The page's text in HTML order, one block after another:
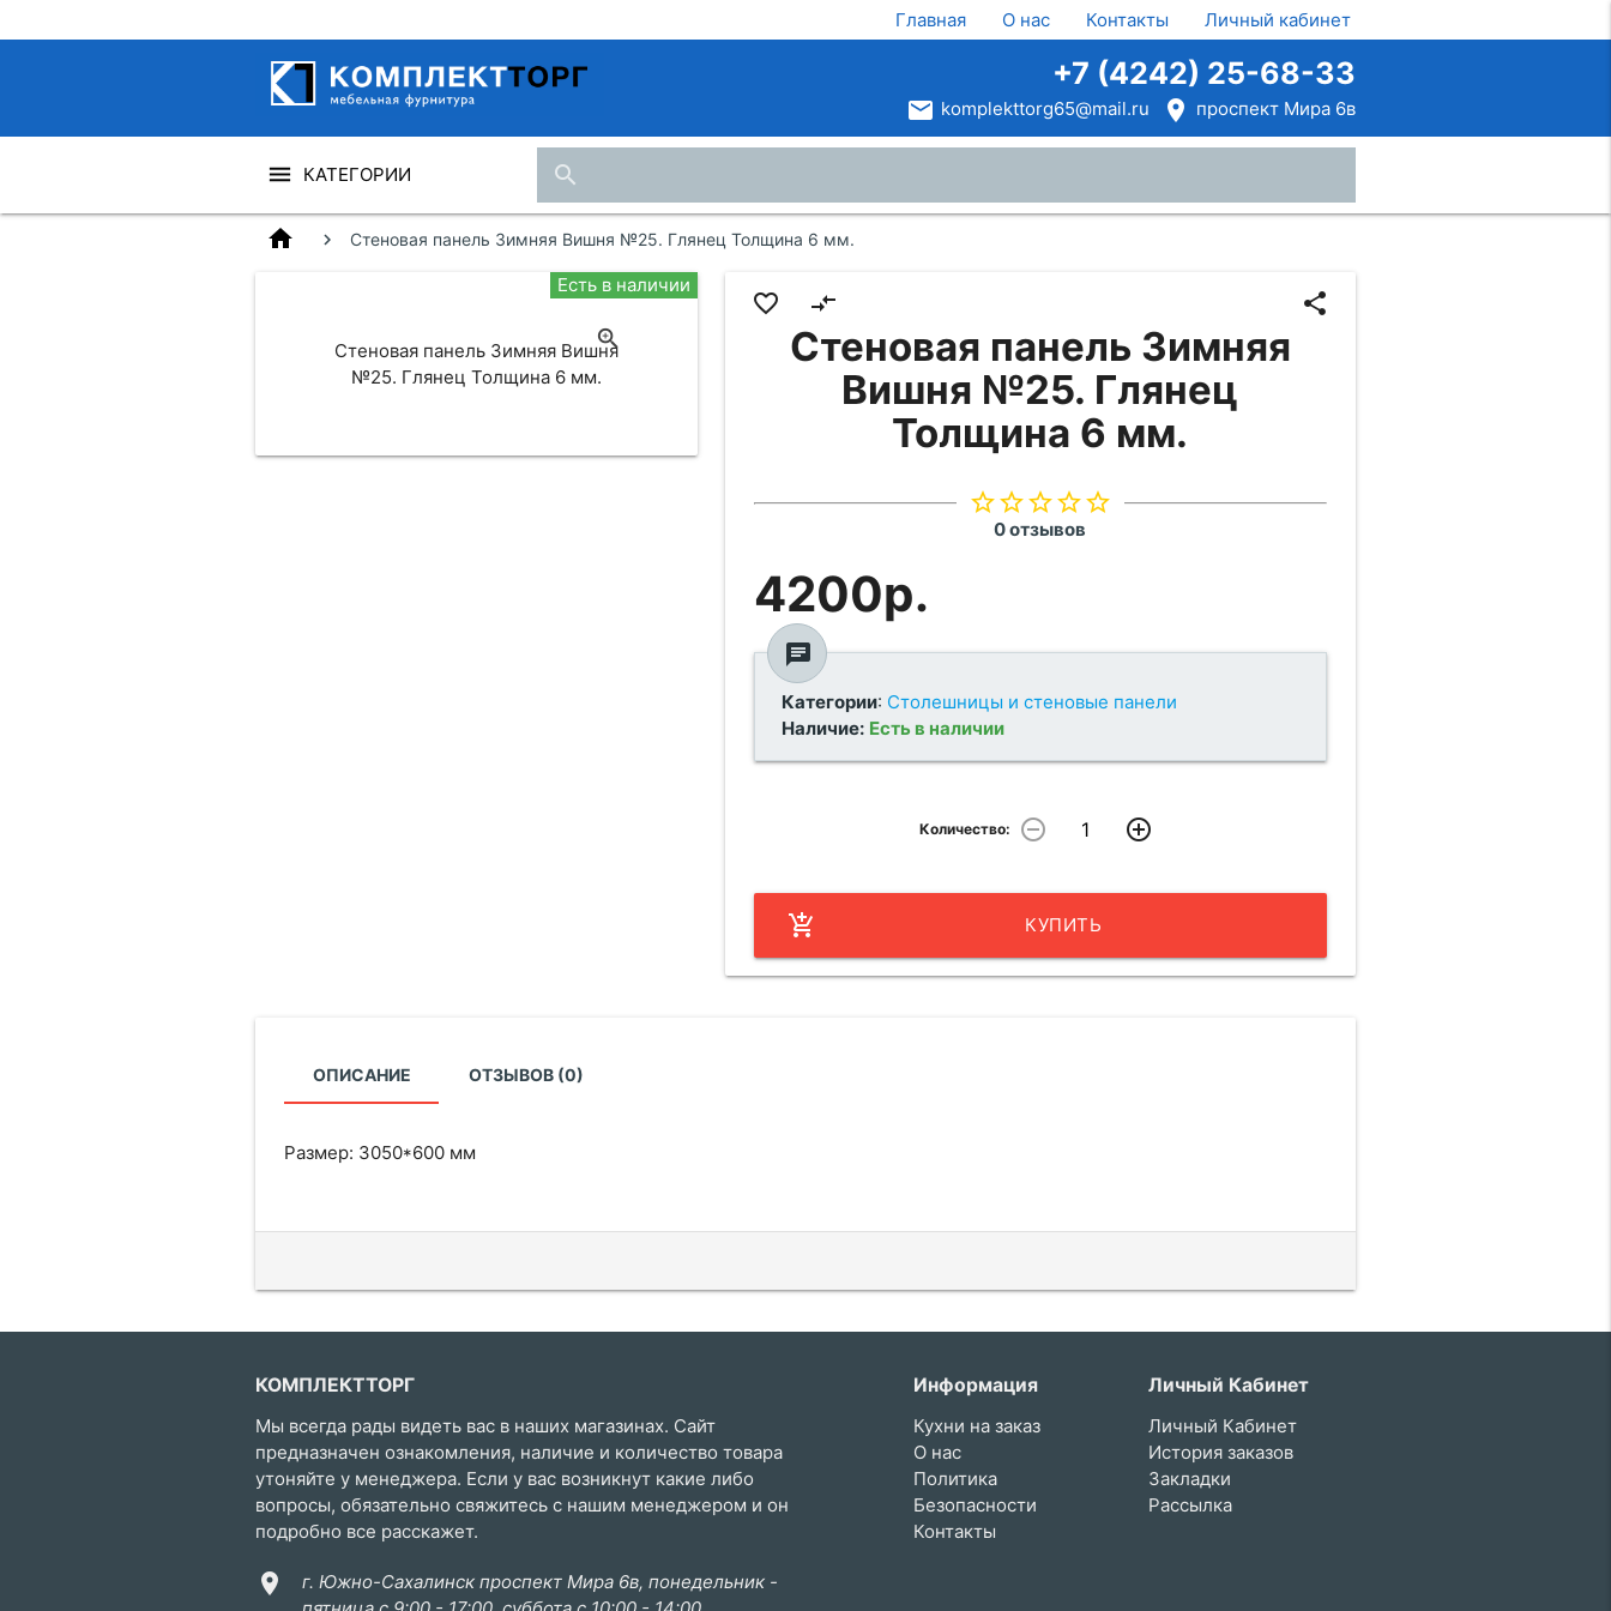
Главная О нас Контакты Личный кабинет
+7 (4242) 25-68-33
email komplekttorg65@mail.ru room проспект Мира 6в
КАТЕГОРИИ search
home Стеновая панель Зимняя Вишня №25. Глянец Толщина 6 мм.
Есть в наличии
Стеновая панель Зимняя Вишня
№25. Глянец Толщина 6 мм.
favorite_border compare_arrows share
Стеновая панель Зимняя
Вишня №25. Глянец
Толщина 6 мм.
star_borderstar_borderstar_borderstar_borderstar_border
0 отзывов
4200р.
chat
Категории: Столешницы и стеновые панели
Наличие: Есть в наличии
Количество: remove_circle_outline add_circle_outline
add_shopping_cart КУПИТЬ
ОПИСАНИЕ ОТЗЫВОВ (0)
Размер: 3050*600 мм
КОМПЛЕКТТОРГ
Мы всегда рады видеть вас в наших магазинах. Сайт
предназначен ознакомления, наличие и количество товара
утоняйте у менеджера. Если у вас возникнут какие либо
вопросы, обязательно свяжитесь с нашим менеджером и он
подробно все расскажет.
location_on
г. Южно-Сахалинск проспект Мира 6в, понедельник -
Информация
Кухни на заказ
О нас
Политика
Безопасности
Контакты
Личный Кабинет
Личный Кабинет
История заказов
Закладки
Рассылка